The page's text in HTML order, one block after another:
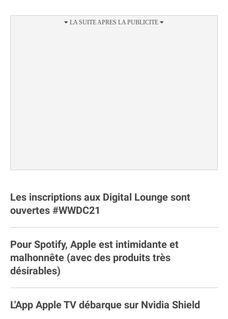
Les inscriptions aux Digital Lounge sont
ouvertes #WWDC21
Pour Spotify, Apple est intimidante et
malhonnête (avec des produits très
désirables)
L'App Apple TV débarque sur Nvidia Shield